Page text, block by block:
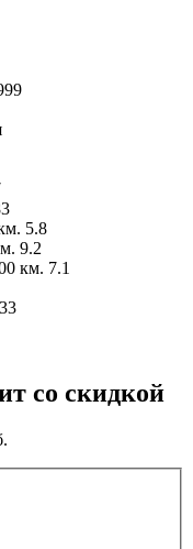
5.8
9.2
км. 7.1
со скидкой